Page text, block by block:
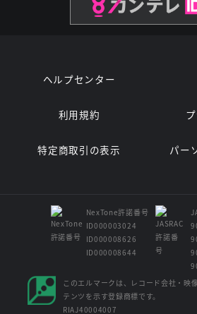
ヘルプセンター
利用規約
特定商取引の表示
パー
NexTone許諾番号
ID000003024
ID000008626
ID000008644
このエルマークは、レコード会社・映
テンツを示す登録商標です。
RIAJ40004007